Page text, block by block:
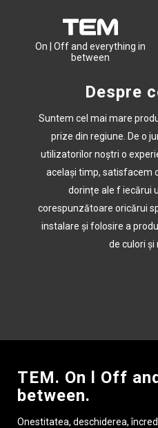
On | Off and everything in
between
Despre
Suntem cel mai mare
prize din regiune. De o
utilizatorilor noștri o
același timp, satisfacem
dorințe ale f iecărui
corespunzătoare oricărui
instalare și folosire a
de culori și
TEM. On l Off
between.
Onestitatea, deschiderea,